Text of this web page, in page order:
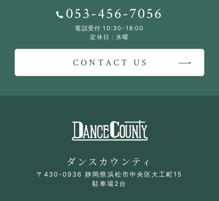
053-456-7056
電話受付 10:30-18:00
定休日：水曜
CONTACT US
ダンスカウンティ
〒430-0936 静岡県浜松市中央区大工町15
駐車場2台